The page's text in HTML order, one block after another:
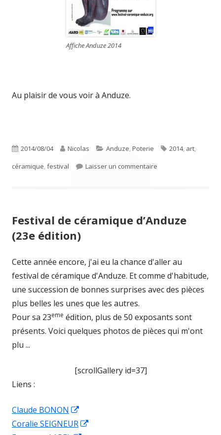
Affiche Anduze 2014
Au plaisir de vous voir à Anduze.
Publié
le
2014/08/04 Auteur
Nicolas Catégories
Anduze,Poterie Étiquettes
2014, art,
céramique,festival Laisser un commentaire
Festival de céramique d’Anduze
(23e édition)
Cette année encore, j'ai eu la chance d'aller au
festival de céramique d'Anduze. Et comme d'habitude,
une succession de bonnes surprises avec des pièces
plus belles les unes que les autres.
Pour sa 23eme édition, plus de 50 exposants sont
présents. Voici quelques photos de pièces qui m'ont
plu ...
[scrollGallery id=37]
Liens :
Claude BONON
dans
Coralie SEIGNEUR